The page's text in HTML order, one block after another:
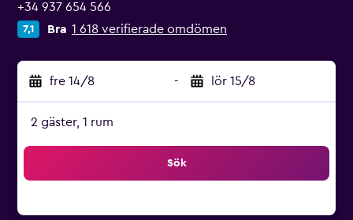
+34 937 654 566
7,1 Bra 1 618 verifierade omdömen
fre 14/8 - lör 15/8
2 gäster, 1 rum
Sök